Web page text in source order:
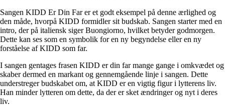
Sangen KIDD Er Din Far er et godt eksempel på denne ærlighed og
den måde, hvorpå KIDD formidler sit budskab. Sangen starter med en
intro, der på italiensk siger Buongiorno, hvilket betyder godmorgen.
Dette kan ses som en symbolik for en ny begyndelse eller en ny
forståelse af KIDD som far.
I sangen gentages frasen KIDD er din far mange gange i omkvædet og
skaber dermed en markant og gennemgående linje i sangen. Dette
understreger budskabet om, at KIDD er en vigtig figur i lytterens liv.
Han minder lytteren om dette, da der er sket ændringer og nyt i deres
liv.